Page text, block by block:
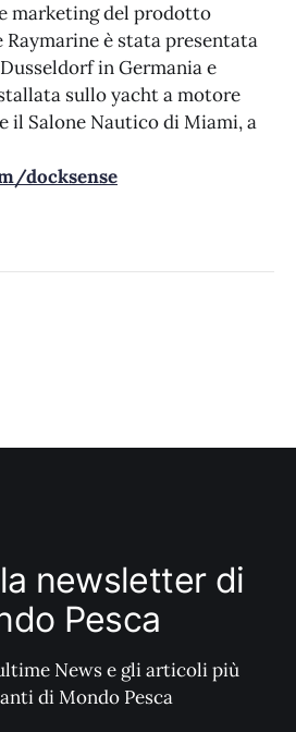
marketing del prodotto
Raymarine è stata presentata
in Germania e
sullo yacht a motore
il Salone Nautico di Miami, a
docksense
newsletter di
Pesca
News e gli articoli più
di Mondo Pesca